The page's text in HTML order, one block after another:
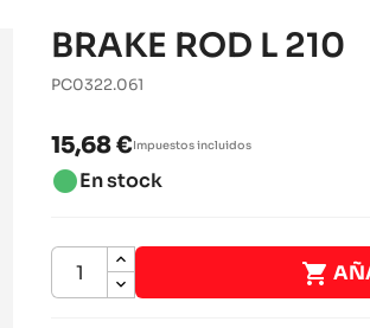
BRAKE ROD L 210
PC0322.061
15,68 €Impuestos incluidos
brightness_1En stock
